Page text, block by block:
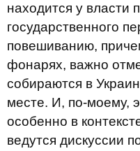
находится у власти
государственного
повешиванию,
фонарях, важно
собираются в
месте. И, по-моему,
особенно в
ведутся дискуссии